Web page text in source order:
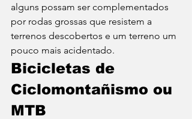
alguns possam ser complementados
por rodas grossas que resistem a
terrenos descobertos e um terreno um
pouco mais acidentado.
Bicicletas de
Ciclomontañismo ou
MTB